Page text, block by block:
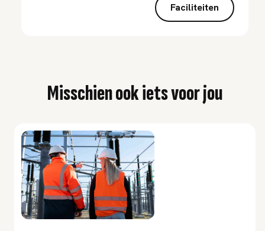
Faciliteiten
Misschien ook iets voor jou